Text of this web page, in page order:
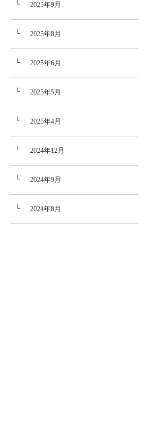
2025年9月
2025年8月
2025年6月
2025年5月
2025年4月
2024年12月
2024年9月
2024年8月